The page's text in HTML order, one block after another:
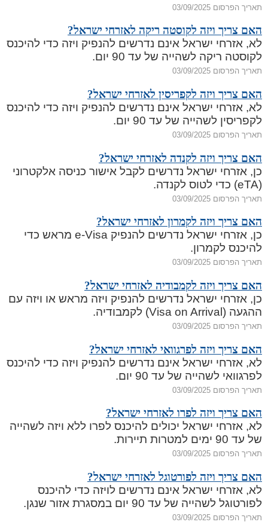
תאריך הפרסום 03/09/2025
האם צריך ויזה לקוסטה ריקה לאזרחי ישראל?
לא, אזרחי ישראל אינם נדרשים להנפיק ויזה כדי להיכנס
לקוסטה ריקה לשהייה של עד 90 יום.
תאריך הפרסום 03/09/2025
האם צריך ויזה לקפריסין לאזרחי ישראל?
לא, אזרחי ישראל אינם נדרשים להנפיק ויזה כדי להיכנס
לקפריסין לשהייה של עד 90 יום.
תאריך הפרסום 03/09/2025
האם צריך ויזה לקנדה לאזרחי ישראל?
כן, אזרחי ישראל נדרשים לקבל אישור כניסה אלקטרוני
(eTA) כדי לטוס לקנדה.
תאריך הפרסום 03/09/2025
האם צריך ויזה לקמרון לאזרחי ישראל?
כן, אזרחי ישראל נדרשים להנפיק e-Visa מראש כדי
להיכנס לקמרון.
תאריך הפרסום 03/09/2025
האם צריך ויזה לקמבודיה לאזרחי ישראל?
כן, אזרחי ישראל נדרשים להנפיק ויזה מראש או ויזה עם
ההגעה (Visa on Arrival) לקמבודיה.
תאריך הפרסום 03/09/2025
האם צריך ויזה לפרגוואי לאזרחי ישראל?
לא, אזרחי ישראל אינם נדרשים להנפיק ויזה כדי להיכנס
לפרגוואי לשהייה של עד 90 יום.
תאריך הפרסום 03/09/2025
האם צריך ויזה לפרו לאזרחי ישראל?
לא, אזרחי ישראל יכולים להיכנס לפרו ללא ויזה לשהייה
של עד 90 ימים למטרות תיירות.
תאריך הפרסום 03/09/2025
האם צריך ויזה לפורטוגל לאזרחי ישראל?
לא, אזרחי ישראל אינם נדרשים לויזה כדי להיכנס
לפורטוגל לשהייה של עד 90 יום במסגרת אזור שנגן.
תאריך הפרסום 03/09/2025